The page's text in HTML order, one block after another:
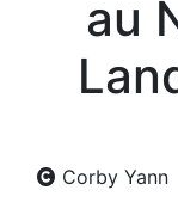
au
Corby Yann